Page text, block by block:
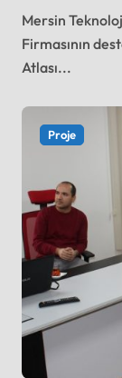
Mersin Teknoloji Transfer Ofisi tarafından Tercih Patent
Firmasının
Atlası...
Proje